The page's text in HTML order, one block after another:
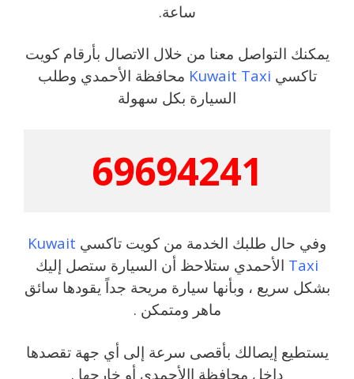
ساعة.
يمكنك التواصل معنا من خلال الاتصال بأرقام كويت
تاكسي Kuwait Taxi محافظة الأحمدي وطلب
السيارة بكل سهولة
69694241
وفي حال طلبك الخدمة من كويت تاكسي Kuwait
Taxi الأحمدي ستلاحظ أن السيارة ستصل إليك
بشكل سريع ، وبأنها سيارة مريحة جداً يقودها سائق
ماهر ومتمكن .
يستطيع إيصالك بأقصى سرعة إلى أي جهة تقصدها
داخل محافظة االأحمدي أو خارجها .